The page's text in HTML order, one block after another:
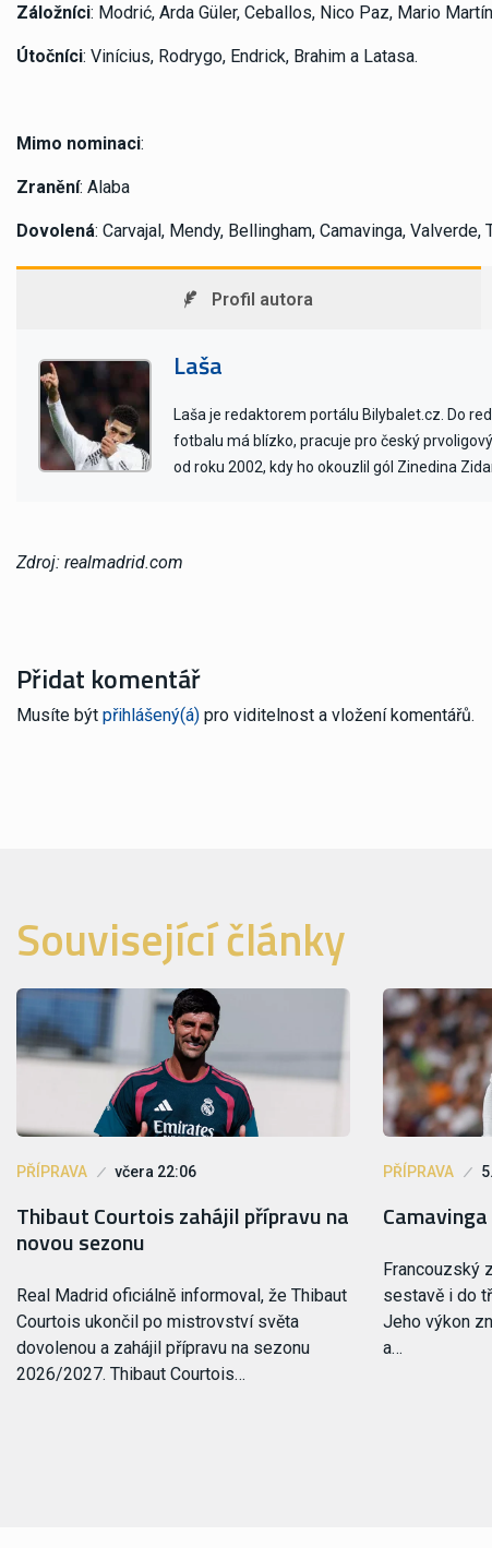
Záložníci: Modrić, Arda Güler, Ceballos, Nico Paz, Mario
Útočníci: Vinícius, Rodrygo, Endrick, Brahim a Latasa.
Mimo nominaci:
Zranění: Alaba
Dovolená: Carvajal, Mendy, Bellingham, Camavinga, Valverde,
Profil autora
Laša
Laša je redaktorem portálu Bilybalet.cz. Do
fotbalu má blízko, pracuje pro český
od roku 2002, kdy ho okouzlil gól Zinedina
Zdroj: realmadrid.com
Přidat komentář
Musíte být přihlášený(á) pro viditelnost a vložení komentářů.
Související články
PŘÍPRAVA včera 22:06
Thibaut Courtois zahájil přípravu na
novou sezonu
Real Madrid oficiálně informoval, že Thibaut
Courtois ukončil po mistrovství světa
dovolenou a zahájil přípravu na sezonu
2026/2027. Thibaut Courtois…
PŘÍPRAVA
Francouzský
sestavě i do
Jeho výkon
a…